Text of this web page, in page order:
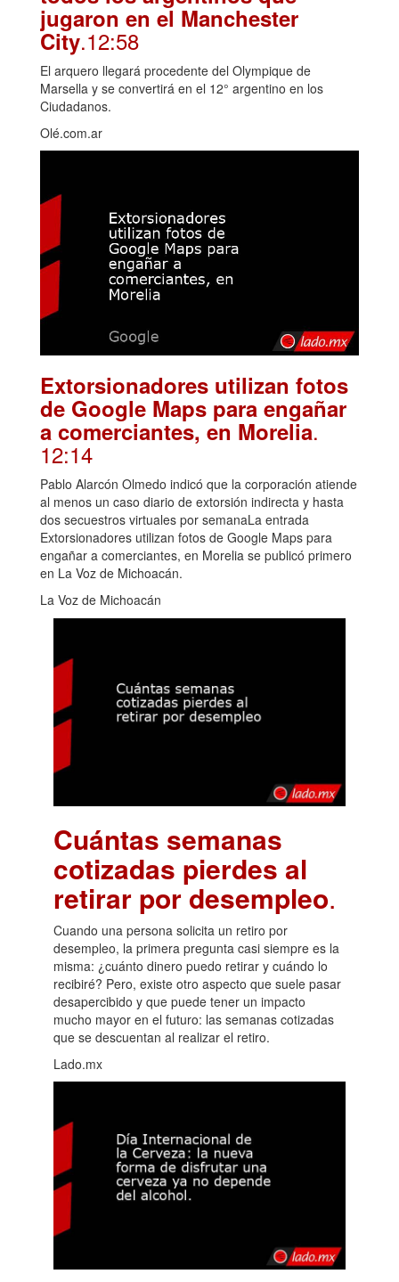
jugaron en el Manchester
City.12:58
El arquero llegará procedente del Olympique de
Marsella y se convertirá en el 12° argentino en los
Ciudadanos.
Olé.com.ar
Extorsionadores utilizan fotos
de Google Maps para engañar
a comerciantes, en Morelia.
12:14
Pablo Alarcón Olmedo indicó que la corporación atiende
al menos un caso diario de extorsión indirecta y hasta
dos secuestros virtuales por semanaLa entrada
Extorsionadores utilizan fotos de Google Maps para
engañar a comerciantes, en Morelia se publicó primero
en La Voz de Michoacán.
La Voz de Michoacán
Cuántas semanas
cotizadas pierdes al
retirar por desempleo.
Cuando una persona solicita un retiro por
desempleo, la primera pregunta casi siempre es la
misma: ¿cuánto dinero puedo retirar y cuándo lo
recibiré? Pero, existe otro aspecto que suele pasar
desapercibido y que puede tener un impacto
mucho mayor en el futuro: las semanas cotizadas
que se descuentan al realizar el retiro.
Lado.mx